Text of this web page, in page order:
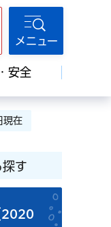
メニュー
安全
現在
探す
2020